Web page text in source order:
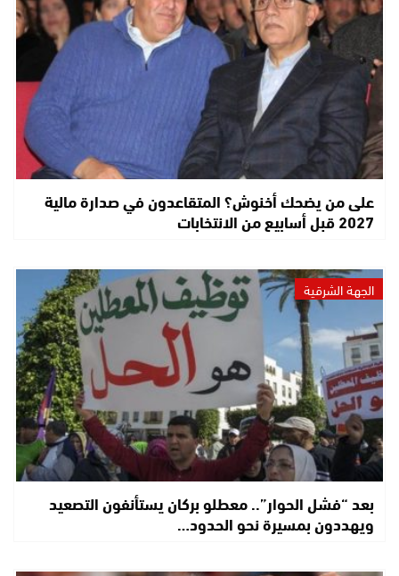
على من يضحك أخنوش؟ المتقاعدون في صدارة مالية
2027 قبل أسابيع من الانتخابات
الجهة الشرقية
بعد “فشل الحوار”.. معطلو بركان يستأنفون التصعيد
ويهددون بمسيرة نحو الحدود…